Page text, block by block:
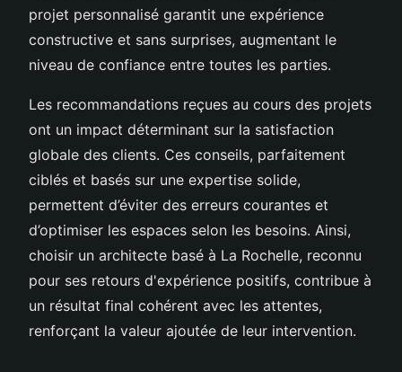
projet personnalisé garantit une expérience
constructive et sans surprises, augmentant le
niveau de confiance entre toutes les parties.
Les recommandations reçues au cours des projets
ont un impact déterminant sur la satisfaction
globale des clients. Ces conseils, parfaitement
ciblés et basés sur une expertise solide,
permettent d’éviter des erreurs courantes et
d’optimiser les espaces selon les besoins. Ainsi,
choisir un architecte basé à La Rochelle, reconnu
pour ses retours d'expérience positifs, contribue à
un résultat final cohérent avec les attentes,
renforçant la valeur ajoutée de leur intervention.